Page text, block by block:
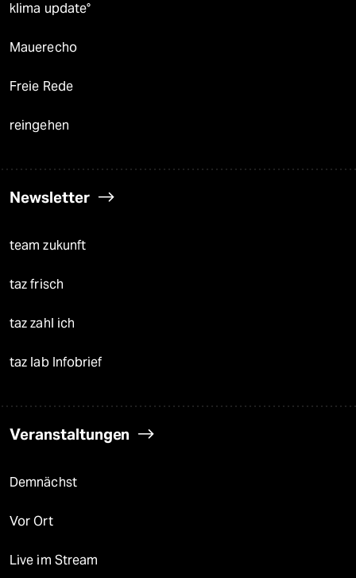
klima update°
Mauerecho
Freie Rede
reingehen
Newsletter
team zukunft
taz frisch
taz zahl ich
taz lab Infobrief
Veranstaltungen
Demnächst
Vor Ort
Live im Stream